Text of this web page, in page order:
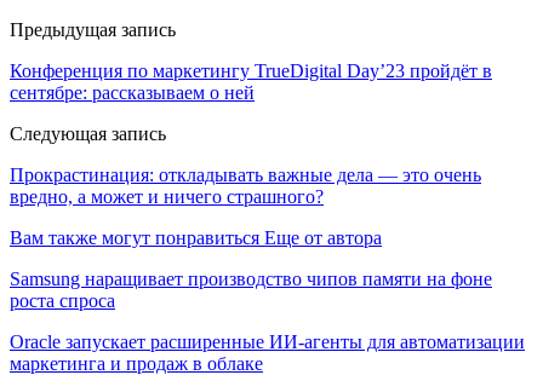
Предыдущая запись
Конференция по маркетингу TrueDigital Day’23 пройдёт в
сентябре: рассказываем о ней
Следующая запись
Прокрастинация: откладывать важные дела — это очень
вредно, а может и ничего страшного?
Вам также могут понравиться Еще от автора
Samsung наращивает производство чипов памяти на фоне
роста спроса
Oracle запускает расширенные ИИ‑агенты для автоматизации
маркетинга и продаж в облаке